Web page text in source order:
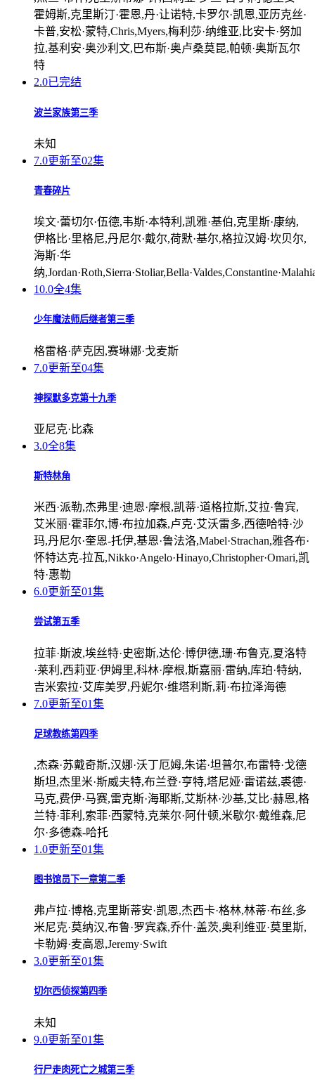
霍姆斯,克里斯汀·霍恩,丹·让诺特,卡罗尔·凯恩,亚历克丝·
卡普,安松·蒙特,Chris,Myers,梅利莎·纳维亚,比安卡·努加
拉,基利安·奥沙利文,巴布斯·奥卢桑莫昆,帕顿·奥斯瓦尔
特
2.0已完结
波兰家族第三季
未知
7.0更新至02集
青春碎片
埃文·蕾切尔·伍德,韦斯·本特利,凯雅·基伯,克里斯·康纳,
伊格比·里格尼,丹尼尔·戴尔,荷默·基尔,格拉汉姆·坎贝尔,
海斯·华
纳
10.0全4集
少年魔法师后继者第三季
格雷格·萨克因,赛琳娜·戈麦斯
7.0更新至04集
神探默多克第十九季
亚尼克·比森
3.0全8集
斯特林角
米西·派勒,杰弗里·迪恩·摩根,凯蒂·道格拉斯,艾拉·鲁宾,
艾米丽·霍菲尔,博·布拉加森,卢克·艾沃雷多,西德哈特·沙
玛,丹尼尔·奎恩-托伊,基恩·鲁法洛,Mabel·Strachan,雅各布·
怀特达克-拉瓦,Nikko·Angelo·Hinayo,Christopher·Omari,凯
特·惠勒
6.0更新至01集
尝试第五季
拉菲·斯波,埃丝特·史密斯,达伦·博伊德,珊·布鲁克,夏洛特
·莱利,西莉亚·伊姆里,科林·摩根,斯嘉丽·雷纳,库珀·特纳,
吉米索拉·艾库美罗,丹妮尔·维塔利斯,莉·布拉泽海德
7.0更新至01集
足球教练第四季
,杰森·苏戴奇斯,汉娜·沃丁厄姆,朱诺·坦普尔,布雷特·戈德
斯坦,杰里米·斯威夫特,布兰登·亨特,塔尼娅·雷诺兹,裘德·
马克,费伊·马赛,雷克斯·海耶斯,艾斯林·沙基,艾比·赫恩,格
兰特·菲利,索菲·西蒙特,克莱尔·阿什顿,米歇尔·戴维森,尼
尔·多德森-哈托
1.0更新至01集
图书馆员下一章第二季
弗卢拉·博格,克里斯蒂安·凯恩,杰西卡·格林,林蒂·布丝,多
米尼克·莫纳汉,布鲁·罗宾森,乔什·盖茨,奥利维亚·莫里斯,
卡勒姆·麦高恩,Jeremy·Swift
3.0更新至01集
切尔西侦探第四季
未知
9.0更新至01集
行尸走肉死亡之城第三季